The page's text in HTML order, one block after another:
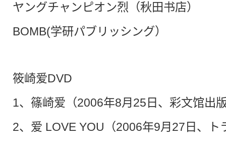
ヤングチャンピオン烈（秋田书店）
BOMB(学研パブリッシング）
筱崎爱DVD
1、篠崎爱（2006年8月25日、彩文馆出
2、爱 LOVE YOU（2006年9月27日、ト